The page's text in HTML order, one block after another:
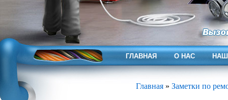
ГЛАВНАЯ О НАС
Главная » Заметки по